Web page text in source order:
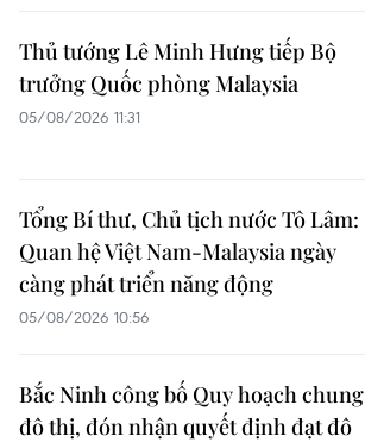
Thủ tướng Lê Minh Hưng tiếp Bộ
trưởng Quốc phòng Malaysia
05/08/2026 11:31
Tổng Bí thư, Chủ tịch nước Tô Lâm:
Quan hệ Việt Nam-Malaysia ngày
càng phát triển năng động
05/08/2026 10:56
Bắc Ninh công bố Quy hoạch chung
đô thị, đón nhận quyết định đạt đô